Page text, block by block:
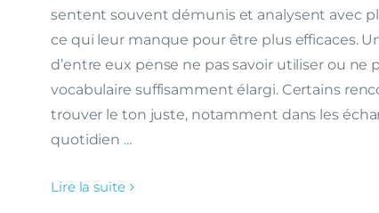
sentent souvent démunis et analysent avec
ce qui leur manque pour être plus efficaces.
d’entre eux pense ne pas savoir utiliser ou ne
vocabulaire suffisamment élargi. Certains
trouver le ton juste, notamment dans les
quotidien ...
Lire la suite